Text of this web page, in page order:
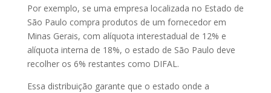
Por exemplo, se uma empresa localizada no Estado de
São Paulo compra produtos de um fornecedor em
Minas Gerais, com alíquota interestadual de 12% e
alíquota interna de 18%, o estado de São Paulo deve
recolher os 6% restantes como DIFAL.
Essa distribuição garante que o estado onde a